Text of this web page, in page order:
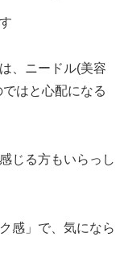
、ニードル(美容
はと心配になる
じる方もいらっし
感」で、気になら